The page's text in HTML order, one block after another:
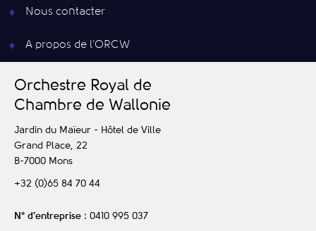
Nous contacter
A propos de l’ORCW
Orchestre Royal de
Chambre de Wallonie
Jardin du Maïeur - Hôtel de Ville
Grand Place, 22
B-7000 Mons
+32 (0)65 84 70 44
N° d’entreprise : 0410 995 037